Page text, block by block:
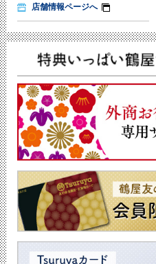
店舗情報ページへ